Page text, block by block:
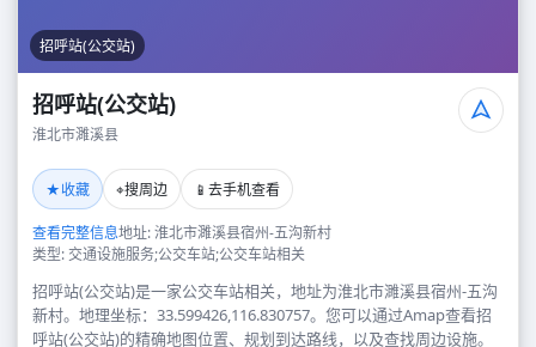
招呼站(公交站)
招呼站(公交站)
淮北市濉溪县
★收藏 ⌖搜周边 📱 去手机查看
查看完整信息地址: 淮北市濉溪县宿州-五沟新村
类型: 交通设施服务;公交车站;公交车站相关
招呼站(公交站)是一家公交车站相关，地址为淮北市濉溪县宿州-五沟
新村。地理坐标：33.599426,116.830757。您可以通过Amap查看招
呼站(公交站)的精确地图位置、规划到达路线，以及查找周边设施。